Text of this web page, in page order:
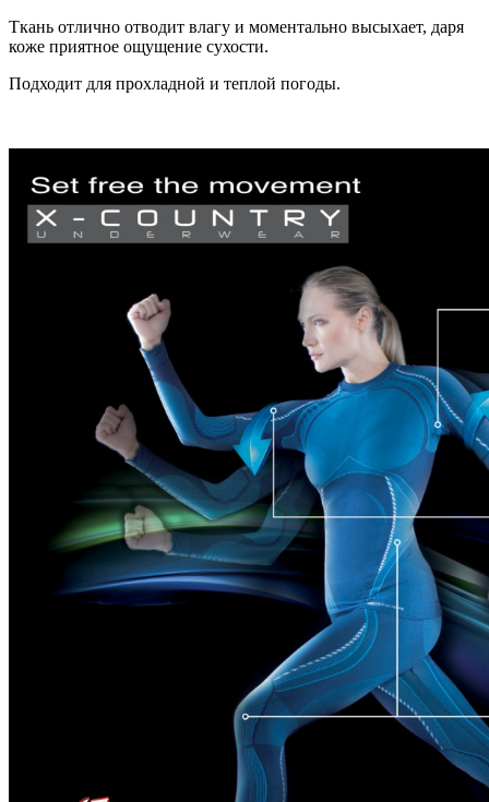
Ткань отлично отводит влагу и моментально высыхает, даря
коже приятное ощущение сухости.
Подходит для прохладной и теплой погоды.